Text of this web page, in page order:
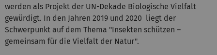
werden als Projekt der UN-Dekade Biologische Vielfalt
gewürdigt. In den Jahren 2019 und 2020 liegt der
Schwerpunkt auf dem Thema "Insekten schützen –
gemeinsam für die Vielfalt der Natur".